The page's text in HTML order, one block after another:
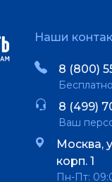
Наши
8 (800)
8 (499)
Ваш
Москва,
корп. 1
Пн-Пт: